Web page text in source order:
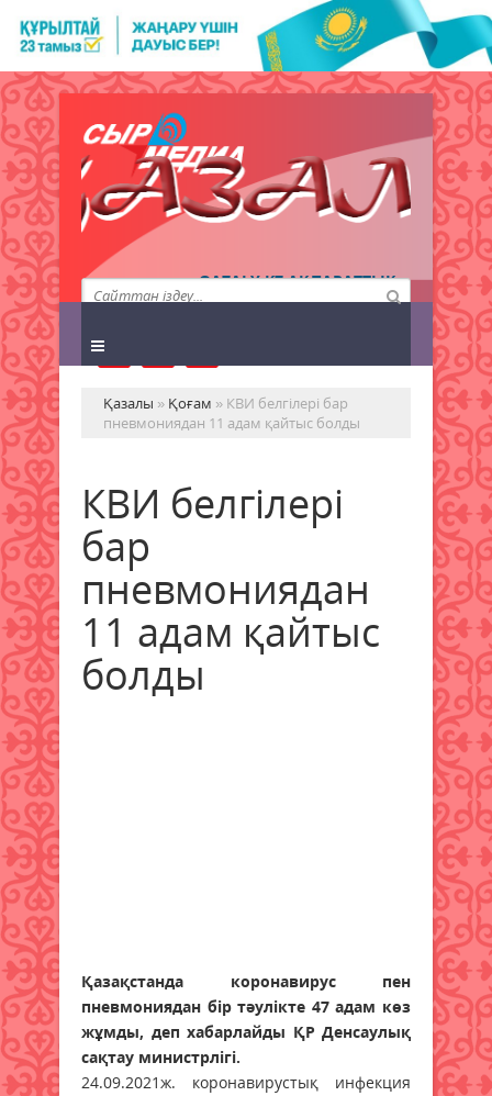
QAZALY.KZ АҚПАРАТТЫҚ
АГЕНТТІГІ
Қазалы » Қоғам » КВИ белгілері бар
пневмониядан 11 адам қайтыс болды
КВИ белгілері
бар
пневмониядан
11 адам қайтыс
болды
Қазақстанда коронавирус пен
пневмониядан бір тәулікте 47 адам көз
жұмды, деп хабарлайды ҚР Денсаулық
сақтау министрлігі.
24.09.2021ж. коронавирустық инфекция